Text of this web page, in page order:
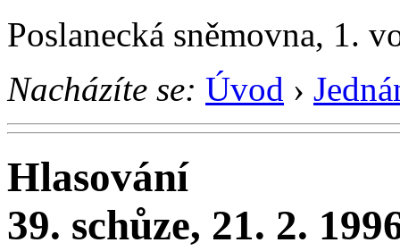
Poslanecká sněmovna, 1.
Nacházíte se: Úvod ›
Hlasování
39. schůze, 21. 2.